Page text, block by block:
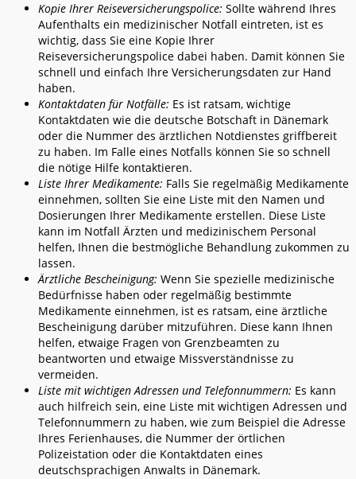
Kopie Ihrer Reiseversicherungspolice: Sollte während Ihres
Aufenthalts ein medizinischer Notfall eintreten, ist es
wichtig, dass Sie eine Kopie Ihrer
Reiseversicherungspolice dabei haben. Damit können Sie
schnell und einfach Ihre Versicherungsdaten zur Hand
haben.
Kontaktdaten für Notfälle: Es ist ratsam, wichtige
Kontaktdaten wie die deutsche Botschaft in Dänemark
oder die Nummer des ärztlichen Notdienstes griffbereit
zu haben. Im Falle eines Notfalls können Sie so schnell
die nötige Hilfe kontaktieren.
Liste Ihrer Medikamente: Falls Sie regelmäßig Medikamente
einnehmen, sollten Sie eine Liste mit den Namen und
Dosierungen Ihrer Medikamente erstellen. Diese Liste
kann im Notfall Ärzten und medizinischem Personal
helfen, Ihnen die bestmögliche Behandlung zukommen zu
lassen.
Ärztliche Bescheinigung: Wenn Sie spezielle medizinische
Bedürfnisse haben oder regelmäßig bestimmte
Medikamente einnehmen, ist es ratsam, eine ärztliche
Bescheinigung darüber mitzuführen. Diese kann Ihnen
helfen, etwaige Fragen von Grenzbeamten zu
beantworten und etwaige Missverständnisse zu
vermeiden.
Liste mit wichtigen Adressen und Telefonnummern: Es kann
auch hilfreich sein, eine Liste mit wichtigen Adressen und
Telefonnummern zu haben, wie zum Beispiel die Adresse
Ihres Ferienhauses, die Nummer der örtlichen
Polizeistation oder die Kontaktdaten eines
deutschsprachigen Anwalts in Dänemark.